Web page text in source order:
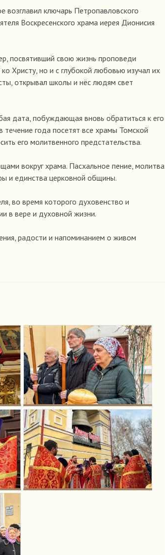
ключарь Петропавловского
Воскресенского храма иерея Дионисия
посвятивший свою жизнь проповеди
Христу, но и с глубокой любовью изучал их
открывал школы и нёс людям свет
дата, побуждающая вновь обратиться к его
года посетят все храмы Томской
его молитвенного предстательства.
вокруг храма. Пасхальное пение, молитва
и единства церковной общины.
во время которого духовенство и
в вере и духовной жизни.
радости и напоминанием о живом